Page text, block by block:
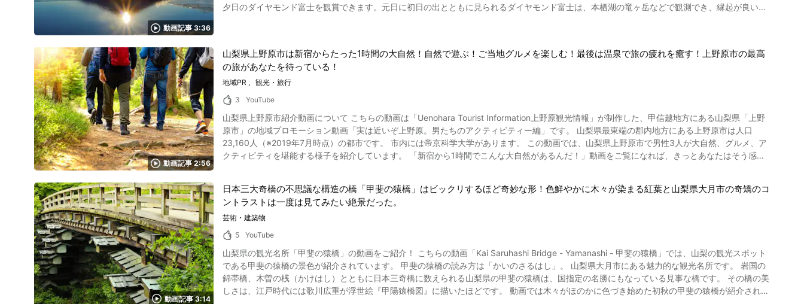
動画記事 3:36
夕日のダイヤモンド富士を観賞できます。元日に初日の出とともに見られるダイヤモンド富士は、本栖湖の竜ヶ岳などで観測でき、縁起が良いと
まな条件が重ならないと見られないダイヤモンド富士は、より縁起が良いといわれています。例えば、赤富士は「厄除・商売繁盛・願望成就」な
どのご利益があるとされ、ダイヤモンド富士は、スマホの待ち受けにすると「金運が上がる」といわれているようです。 運気をアップしたいとい
う方は、山中湖でのダイヤモンド富士や、赤富士に出逢う旅を計画してみてはいかがでしょうか。 山中湖でダイヤモンド富士はいつどこで見られ
る? 写真:富士山と日の出と雲海 山中湖のダイヤモンド富士は年に一度、長期間にわたって見られる奇跡の絶景として知られています。その姿を見
るための条件はさまざまですが、大きくは以下のとおり。 ●観測期間:10月中旬から2月末頃まで(約4ヶ月半) ●観測時間:15時30分~16時30分頃
(時期と場所により変動) ●天気が安定して晴れていること ●風がなく湖面が穏やかな日は「ダブルダイヤモンド富士」も 時期は10月中旬から2月
末頃まで、特に天候が安定する2月が最もおすすめです。2025年は2月1日(土)から2月22日(土)まで「山中湖ダイヤモンド富士ウィークス」が開催
され、2月23日(日)には山中湖交流プラザ「きらら」でアイスキャンドルフェスティバルも行われます。 山中湖では日没時に見られる夕日のダイ
ヤモンド富士が特徴。年に数回しか見られない貴重なダイヤモンド富士、その姿を実際に見てみたい方は、上記の条件や時間帯、時期を確認の
ンド富士が見られる場所はどこ? 写真:田貫湖に映る富士山の画像 「ダイヤモンド富士を見たい! 撮影したい!」という方のために、ここでは山中湖
と周辺のおすすめ撮影ポイントをご紹介します。 ●平野湖畔(山中湖) 逆さ富士で有名な山中湖、その中でも1、2位を争う人気の撮影スポットが平
野湖畔。ベストシーズンにはカメラマンがずらりと並ぶ光景が見られます。風がなく湖面がフラットの状態の時は、湖面に映るダイヤモンド富士
(通称「ダブルダイヤモンド富士」)も同時に見られます。観測可能期間は10月27日~2月16日頃。 ●パノラマ台(山中湖) 眼下に山中湖を望み、富
士山だけでなく、南アルプスまで眺めることができる富士山撮影の大人気スポット。山中湖でのダイヤモンド富士はこのパノラマ台付近で10月中
湖) 冬至前では最初に、冬至後では最後に湖越しのダイヤモンド富士が見られる場所です。近くには日本の渚百選に選ばれた「夕焼けの渚」もあ
ります。観測可能期間は10月18日~2月22日頃。 ●花の都公園(山中湖) 山中湖の人気スポットの一つ。11月末から1月中旬まで長期間にわたりダイ
ヤモンド富士を見ることができます。夏にはひまわりと富士山という美しい景色も楽しめます。 ●田貫湖 静岡県富士宮市にある田貫湖では、
2025年は4月20日と8月20日の前後1週間にチャンスがあります。日の出のダイヤモンド富士が見られ、天候に恵まれれば「ダブルダイヤモンド
動画記事 2:56
山梨県上野原市は新宿からたった1時間の大自然！自然で遊ぶ！ご当地グルメを楽しむ！最後は温泉で旅の疲れを癒す！上野原市の最高
の旅があなたを待っている！
地域PR
観光・旅行
3
YouTube
山梨県上野原市紹介動画について こちらの動画は「Uenohara Tourist Information上野原観光情報」が制作した、甲信越地方にある山梨県「上野
原市」の地域プロモーション動画「実は近いぞ上野原。男たちのアクティビティー編」です。 山梨県最東端の郡内地方にある上野原市は人口
23,160人（※2019年7月時点）の都市です。 市内には帝京科学大学があります。 この動画では、山梨県上野原市で男性3人が大自然、グルメ、ア
クティビティを堪能する様子を紹介しています。 「新宿から1時間でこんな大自然があるんだ！」動画をご覧になれば、きっとあなたはそう感じ
ットがたくさんあるんです！ 動画では男性3人が山梨県上野原市で大はしゃぎ！この記事では、動画で紹介されている山梨県上野原市の観光スポ
ットを紹介していきます。 画像引用 :YouTube screenshot まずは動画の0:12よりご覧になれる「八重山」。 中央高速上野原インターから車で15
分の交通アクセスで駐車場もあります。 この八重山でのおすすめアクティビティはハイキング。 片道約20分の展望台では見渡す限りの絶景を堪
能できます。 天気がよければ富士山を眺めることもできますよ。 続いて3人が訪れたのは「不動の滝」。 こちらは0:44からご覧になれます。 神
秘的な滝はマイナスイオンたっぷり！自然の生物にも出会えるかも。 大自然を満喫してお腹が空いたら、ランチを楽しむために、棡原のふるさと
長寿館へ。 こちらは動画の1:08よりご覧になれます。 山梨県上野原市棡原は日本一の長寿の村として有名で、ここ「ふるさと長寿館」では長寿
食を体験できます。 ハリウッドスターも注目している！？ 動画1:16で紹介されている「せいだのたまじ」は、山梨県上野原市に古くから伝わる
上野原名物の郷土料理で、小ぶりなジャガ芋の味噌煮です。 ゆるキャラ「たまじまる」がイメージキャラクターを務める、人気のご当地グルメと
なっています。 画像引用 :YouTube screenshot お腹がいっぱいになったら、次は川のアクティビティを楽しもう！ 動画の1:27からはキャンプ場
動画記事 3:14
日本三大奇橋の不思議な構造の橋「甲斐の猿橋」はビックリするほど奇妙な形！色鮮やかに木々が染まる紅葉と山梨県大月市の奇矯のコ
ントラストは一度は見てみたい絶景だった。
芸術・建築物
5
YouTube
山梨県の観光名所「甲斐の猿橋」の動画をご紹介！ こちらの動画「Kai Saruhashi Bridge - Yamanashi - 甲斐の猿橋」では、山梨の観光スポット
である甲斐の猿橋の景色が紹介されています。 甲斐の猿橋の読み方は「かいのさるはし」。 山梨県大月市にある魅力的な観光名所です。 岩国の
錦帯橋、木曽の桟（かけはし）とともに日本三奇橋に数えられる山梨県の甲斐の猿橋は、国指定の名勝にもなっている見事な橋です。 その橋の美
しさは、江戸時代には歌川広重が浮世絵『甲陽猿橋図』に描いたほどです。 動画では木々がほのかに色づき始めた初秋の甲斐の猿橋が紹介されて